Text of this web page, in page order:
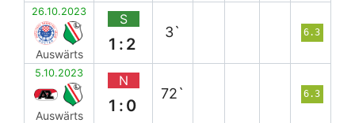
26.10.2023
Auswärts
S
1:2
3` 6.3
5.10.2023
Auswärts
N
1:0
72` 6.3